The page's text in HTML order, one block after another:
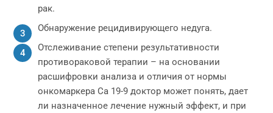
рак.
Обнаружение рецидивирующего недуга.
Отслеживание степени результативности
противораковой терапии – на основании
расшифровки анализа и отличия от нормы
онкомаркера Са 19-9 доктор может понять, дает
ли назначенное лечение нужный эффект, и при